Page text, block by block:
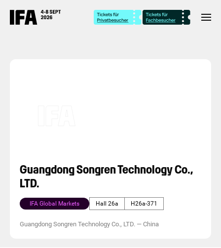
Guangdong Songren Technology Co.,
LTD.
IFA Global Markets Hall 26a H26a-371
Guangdong Songren Technology Co., LTD. — China